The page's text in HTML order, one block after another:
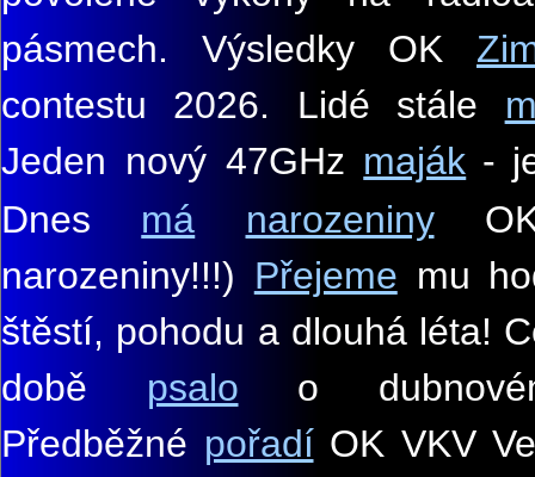
pásmech. Výsledky OK
contestu 2026. Lidé stále
Jeden nový 47GHz maják -
Dnes má narozeniny
narozeniny!!!) Přejeme mu
štěstí, pohodu a dlouhá léta!
době psalo o
Předběžné pořadíOK VKV